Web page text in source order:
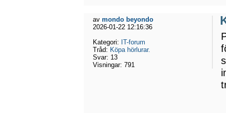
av mondo beyondo
2026-01-22 12:16:36
Kategori: IT-forum
Tråd: Köpa hörlurar.
Svar: 13
Visningar: 791